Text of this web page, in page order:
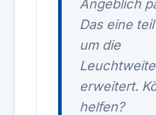
Angeblich
Das eine
um die
erweitert.
helfen?